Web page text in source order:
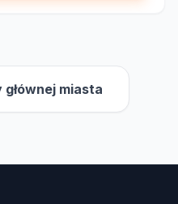
miasta